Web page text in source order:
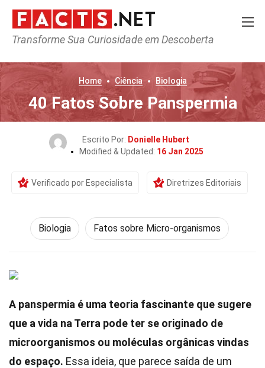
Transforme Sua Curiosidade em Descoberta
Home Ciência Biologia
40 Fatos Sobre Panspermia
Escrito Por: Donielle Hubert
Modified & Updated: 16 Jan 2025
Verificado por Especialista Diretrizes Editoriais
Biologia Fatos sobre Micro-organismos
A panspermia é uma teoria fascinante que sugere
que a vida na Terra pode ter se originado de
microorganismos ou moléculas orgânicas vindas
do espaço. Essa ideia, que parece saída de um